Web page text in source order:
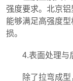
强度要求。北京铝
能够满足高强度
损。
4.表面处理与
除了拉弯成